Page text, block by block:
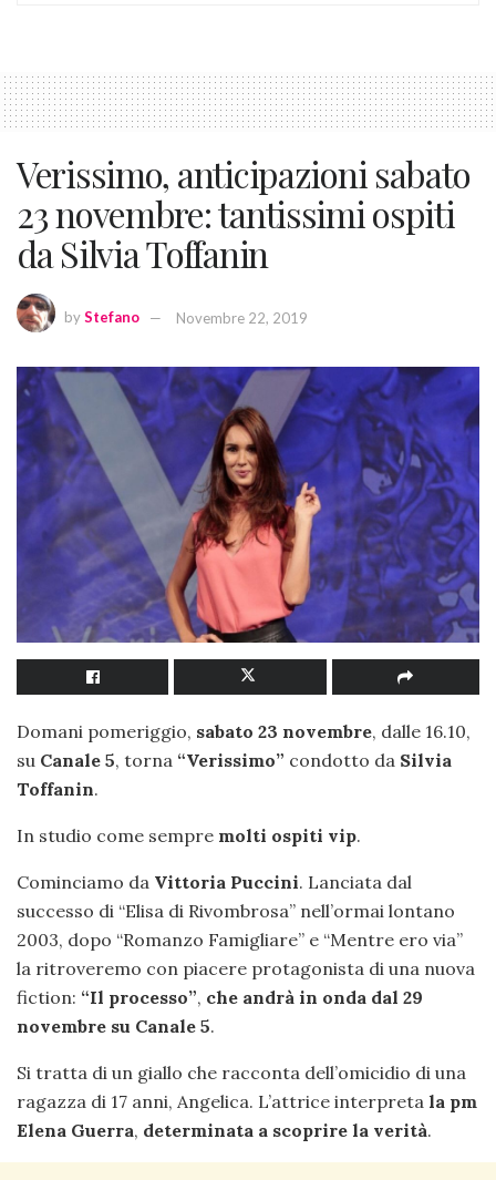
Verissimo, anticipazioni sabato
23 novembre: tantissimi ospiti
da Silvia Toffanin
byStefano Novembre 22, 2019
Domani pomeriggio, sabato 23 novembre, dalle 16.10,
su Canale 5, torna “Verissimo” condotto da Silvia
Toffanin.
In studio come sempre molti ospiti vip.
Cominciamo da Vittoria Puccini. Lanciata dal
successo di “Elisa di Rivombrosa” nell’ormai lontano
2003, dopo “Romanzo Famigliare” e “Mentre ero via”
la ritroveremo con piacere protagonista di una nuova
fiction: “Il processo”, che andrà in onda dal 29
novembre su Canale 5.
Si tratta di un giallo che racconta dell’omicidio di una
ragazza di 17 anni, Angelica. L’attrice interpreta la pm
Elena Guerra, determinata a scoprire la verità.